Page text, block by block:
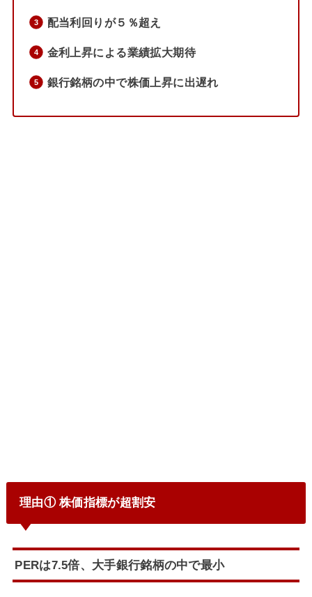
配当利回りが５％超え
金利上昇による業績拡大期待
銀行銘柄の中で株価上昇に出遅れ
理由① 株価指標が超割安
PERは7.5倍、大手銀行銘柄の中で最小